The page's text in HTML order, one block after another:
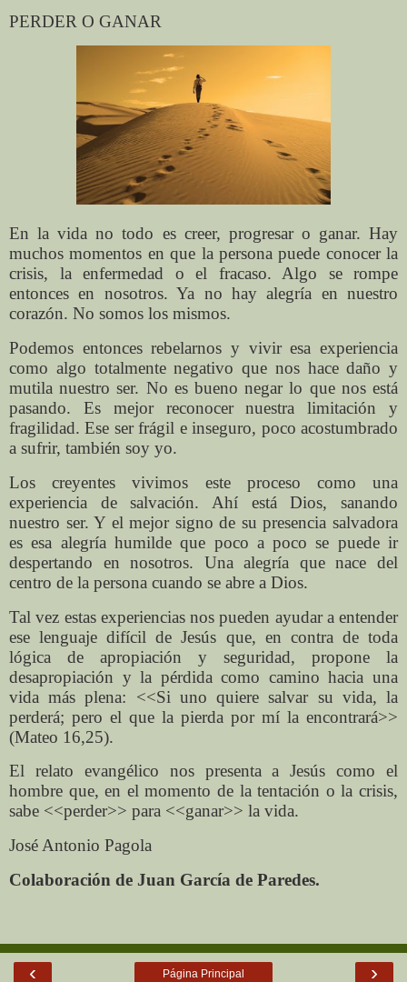
PERDER O GANAR
En la vida no todo es creer, progresar o ganar. Hay
muchos momentos en que la persona puede conocer la
crisis, la enfermedad o el fracaso. Algo se rompe
entonces en nosotros. Ya no hay alegría en nuestro
corazón. No somos los mismos.
Podemos entonces rebelarnos y vivir esa experiencia
como algo totalmente negativo que nos hace daño y
mutila nuestro ser. No es bueno negar lo que nos está
pasando. Es mejor reconocer nuestra limitación y
fragilidad. Ese ser frágil e inseguro, poco acostumbrado
a sufrir, también soy yo.
Los creyentes vivimos este proceso como una
experiencia de salvación. Ahí está Dios, sanando
nuestro ser. Y el mejor signo de su presencia salvadora
es esa alegría humilde que poco a poco se puede ir
despertando en nosotros. Una alegría que nace del
centro de la persona cuando se abre a Dios.
Tal vez estas experiencias nos pueden ayudar a entender
ese lenguaje difícil de Jesús que, en contra de toda
lógica de apropiación y seguridad, propone la
desapropiación y la pérdida como camino hacia una
vida más plena: <<Si uno quiere salvar su vida, la
perderá; pero el que la pierda por mí la encontrará>>
(Mateo 16,25).
El relato evangélico nos presenta a Jesús como el
hombre que, en el momento de la tentación o la crisis,
sabe <<perder>> para <<ganar>> la vida.
José Antonio Pagola
Colaboración de Juan García de Paredes.
‹ ›
Página Principal